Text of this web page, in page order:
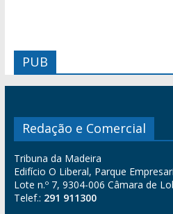
PUB
Redação e Comercial
Tribuna da Madeira
Edifício O Liberal, Parque
Lote n.º 7, 9304-006 Câmara de
Telef.: 291 911300